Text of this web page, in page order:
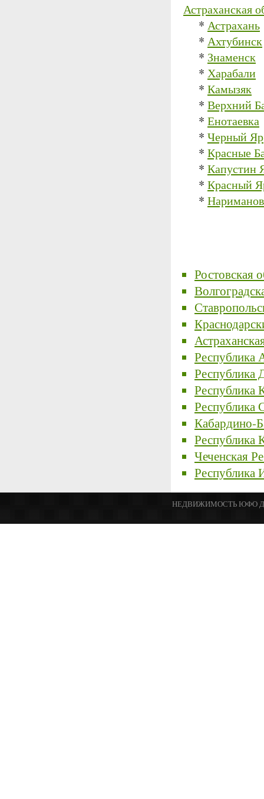
Астраханская
* Астрахань
* Ахтубинск
* Знаменск
* Харабали
* Камызяк
* Верхний
* Енотаевка
* Черный Яр
* Красные
* Капустин
* Красный
* Нариманов
Ростовская
Республика
Республика
Республика
Республика
Кабардино-
Республика
Чеченская
Республика
НЕДВИЖИМОСТЬ ЮФО